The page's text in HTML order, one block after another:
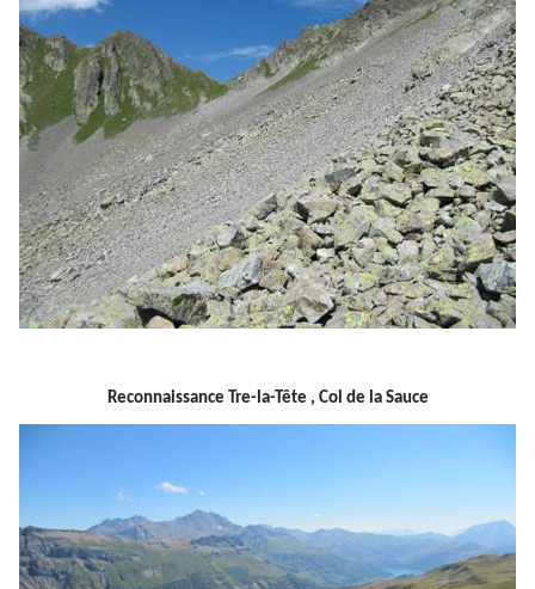
Reconnaissance Tre-la-Tête , Col de la Sauce